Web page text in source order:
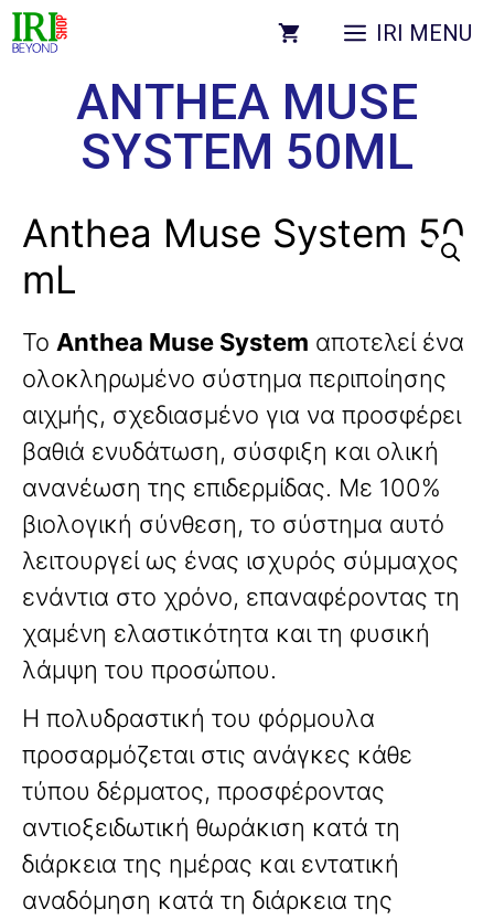
IRI MENU
ANTHEA MUSE
SYSTEM 50ML
Anthea Muse System 50
mL
Το Anthea Muse System αποτελεί ένα
ολοκληρωμένο σύστημα περιποίησης
αιχμής, σχεδιασμένο για να προσφέρει
βαθιά ενυδάτωση, σύσφιξη και ολική
ανανέωση της επιδερμίδας. Με 100%
βιολογική σύνθεση, το σύστημα αυτό
λειτουργεί ως ένας ισχυρός σύμμαχος
ενάντια στο χρόνο, επαναφέροντας τη
χαμένη ελαστικότητα και τη φυσική
λάμψη του προσώπου.
Η πολυδραστική του φόρμουλα
προσαρμόζεται στις ανάγκες κάθε
τύπου δέρματος, προσφέροντας
αντιοξειδωτική θωράκιση κατά τη
διάρκεια της ημέρας και εντατική
αναδόμηση κατά τη διάρκεια της